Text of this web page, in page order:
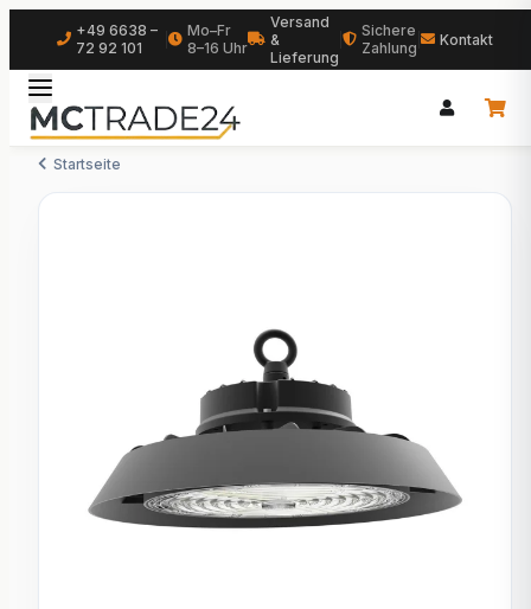
+49 6638 –
72 92 101
Mo–Fr
8–16 Uhr
Versand
&
Lieferung
Sichere
Zahlung
Kontakt
Startseite